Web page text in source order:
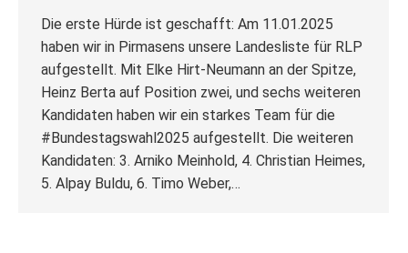
Die erste Hürde ist geschafft: Am 11.01.2025
haben wir in Pirmasens unsere Landesliste für RLP
aufgestellt. Mit Elke Hirt-Neumann an der Spitze,
Heinz Berta auf Position zwei, und sechs weiteren
Kandidaten haben wir ein starkes Team für die
#Bundestagswahl2025 aufgestellt. Die weiteren
Kandidaten: 3. Arniko Meinhold, 4. Christian Heimes,
5. Alpay Buldu, 6. Timo Weber,…